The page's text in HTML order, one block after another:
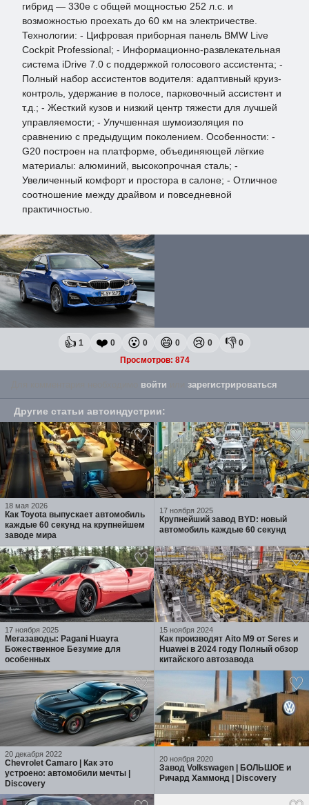
гибрид — 330e с общей мощностью 252 л.с. и
возможностью проехать до 60 км на электричестве.
Технологии: - Цифровая приборная панель BMW Live
Cockpit Professional; - Информационно-развлекательная
система iDrive 7.0 с поддержкой голосового ассистента; -
Полный набор ассистентов водителя: адаптивный круиз-
контроль, удержание в полосе, парковочный ассистент и
т.д.; - Жесткий кузов и низкий центр тяжести для лучшей
управляемости; - Улучшенная шумоизоляция по
сравнению с предыдущим поколением. Особенности: -
G20 построен на платформе, объединяющей лёгкие
материалы: алюминий, высокопрочная сталь; -
Увеличенный комфорт и простора в салоне; - Отличное
соотношение между драйвом и повседневной
практичностью.
👍 1 ❤️ 0 😮 0 😄 0 😢 0 👎 0
Просмотров: 874
войти зарегистрироваться
Другие статьи автоиндустрии:
18 мая 2026
Как Toyota выпускает автомобиль
каждые 60 секунд на крупнейшем
заводе мира
17 ноября 2025
Крупнейший завод BYD: новый
автомобиль каждые 60 секунд
17 ноября 2025
Мегазаводы: Pagani Huayra
Божественное Безумие для
особенных
15 ноября 2024
Как производят Aito M9 от Seres и
Huawei в 2024 году Полный обзор
китайского автозавода
20 декабря 2022
Chevrolet Camaro | Как это
устроено: автомобили мечты |
Discovery
20 ноября 2020
Завод Volkswagen | БОЛЬШОЕ и
Ричард Хаммонд | Discovery